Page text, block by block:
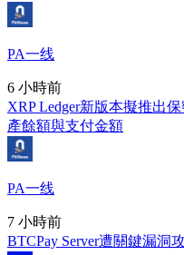
PA一线
6 小時前
XRP Ledger新版本擬推出
產餘額與支付金額
PA一线
7 小時前
BTCPay Server遭關鍵漏洞